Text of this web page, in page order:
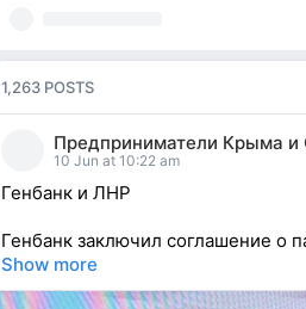
1,263 POSTS
Предприниматели Крыма и
10 Jun at 10:22 am
Генбанк и ЛНР
Генбанк заключил соглашение о
Show more